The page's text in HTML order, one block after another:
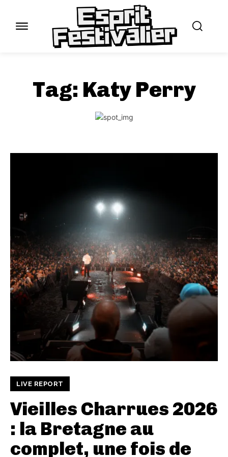
Tag: Katy Perry
LIVE REPORT
Vieilles Charrues 2026
: la Bretagne au
complet, une fois de